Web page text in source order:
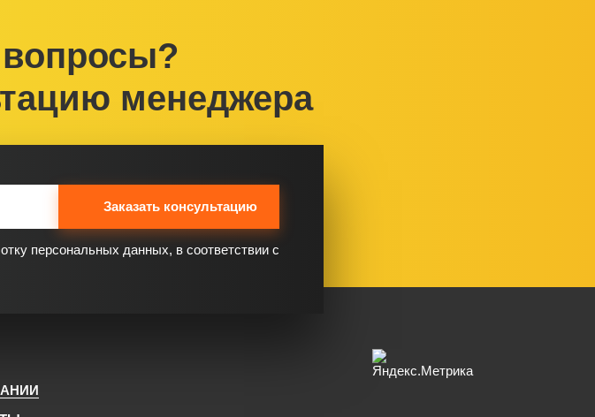
менеджера
Заказать консультацию
персональных данных, в соответствии с